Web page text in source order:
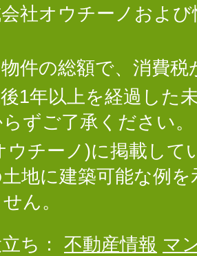
社オウチーノおよ
件の総額で、消費
1年以上を経過した
ずご了承ください。
ウチーノ)に掲載して
地に建築可能な例
ん。
ち： 不動産情報 マ